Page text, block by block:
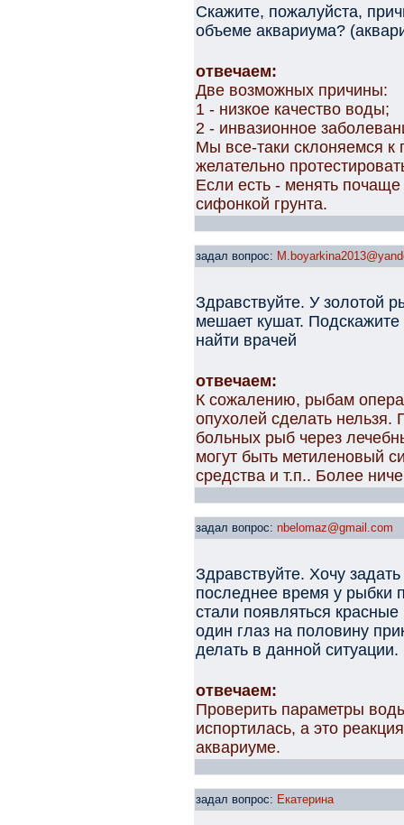
Скажите, пожалуйста,
объеме аквариума?
отвечаем:
Две возможных причины:
1 - низкое качество воды;
2 - инвазионное
Мы все-таки склоняемся к
желательно
Если есть - менять
сифонкой грунта.
задал вопрос:
Здравствуйте. У золотой
мешает кушат.
найти врачей
отвечаем:
К сожалению, рыбам
опухолей сделать нельзя.
больных рыб через
могут быть метиленовый
средства и т.п.. Более
задал вопрос: nbelomaz@gmail.com
Здравствуйте. Хочу
последнее время у рыбки
стали появляться
один глаз на половину
делать в данной
отвечаем:
Проверить параметры
испортилась, а это
аквариуме.
задал вопрос: Екатерина